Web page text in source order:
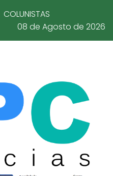
COLUNISTAS
08 de Agosto de 2026